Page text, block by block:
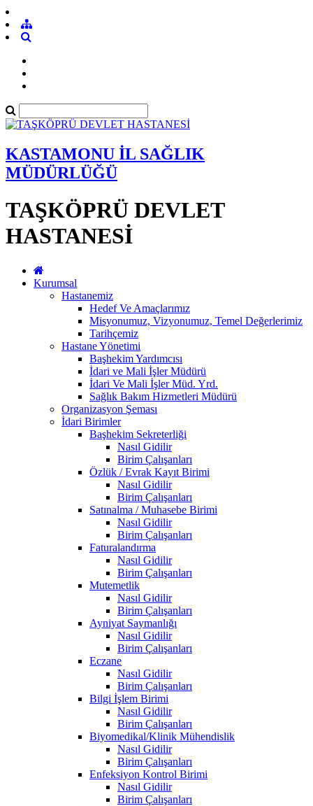
KASTAMONU İL SAĞLIK
MÜDÜRLÜĞÜ
TAŞKÖPRÜ DEVLET
HASTANESİ
Kurumsal
Hastanemiz
Hedef Ve Amaçlarımız
Misyonumuz, Vizyonumuz, Temel Değerlerimiz
Tarihçemiz
Hastane Yönetimi
Başhekim Yardımcısı
İdari ve Mali İşler Müdürü
İdari Ve Mali İşler Müd. Yrd.
Sağlık Bakım Hizmetleri Müdürü
Organizasyon Şeması
İdari Birimler
Başhekim Sekreterliği
Nasıl Gidilir
Birim Çalışanları
Özlük / Evrak Kayıt Birimi
Nasıl Gidilir
Birim Çalışanları
Satınalma / Muhasebe Birimi
Nasıl Gidilir
Birim Çalışanları
Faturalandırma
Nasıl Gidilir
Birim Çalışanları
Mutemetlik
Nasıl Gidilir
Birim Çalışanları
Ayniyat Saymanlığı
Nasıl Gidilir
Birim Çalışanları
Eczane
Nasıl Gidilir
Birim Çalışanları
Bilgi İşlem Birimi
Nasıl Gidilir
Birim Çalışanları
Biyomedikal/Klinik Mühendislik
Nasıl Gidilir
Birim Çalışanları
Enfeksiyon Kontrol Birimi
Nasıl Gidilir
Birim Çalışanları